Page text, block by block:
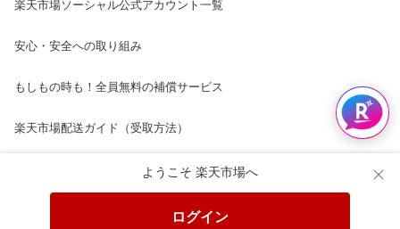
ようこそ 楽天市場へ
ログイン
楽天市場ソーシャル公式アカウント一覧
安心・安全への取り組み
もしもの時も！全員無料の補償サービス
楽天市場配送ガイド（受取方法）
楽天にお店を開きませんか？
楽天ショッピングサービスご利用規約